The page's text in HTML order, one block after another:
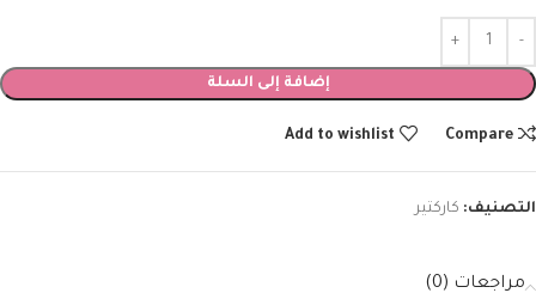
إضافة إلى السلة
Compare
Add to wishlist
التصنيف: كاركتير
مراجعات (0)